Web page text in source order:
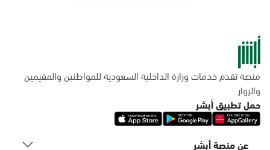
منصة تقدم خدمات وزارة الداخلية السعودية للمواطنين والمقيمين
والزوار
حمل تطبيق أبشر
عن منصة أبشر